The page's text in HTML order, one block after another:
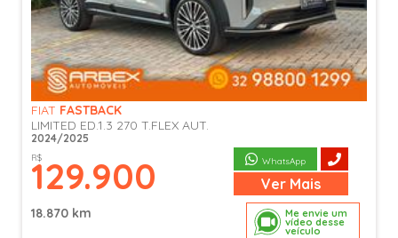
Me envie um
vídeo desse
veículo
FIAT FASTBACK
LIMITED ED.1.3 270 T.FLEX AUT.
2024/2025
R$
129.900 WhatsApp
Ver Mais
18.870 km